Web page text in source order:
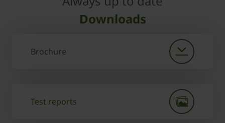
Downloads
Brochure
Test reports